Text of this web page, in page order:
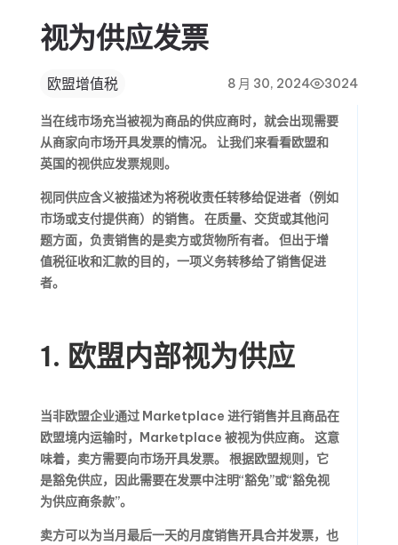
视为供应发票
欧盟增值税 8 月 30, 2024 3024
当在线市场充当被视为商品的供应商时，就会出现需要
从商家向市场开具发票的情况。 让我们来看看欧盟和
英国的视供应发票规则。
视同供应含义被描述为将税收责任转移给促进者（例如
市场或支付提供商）的销售。 在质量、交货或其他问
题方面，负责销售的是卖方或货物所有者。 但出于增
值税征收和汇款的目的，一项义务转移给了销售促进
者。
1. 欧盟内部视为供应
当非欧盟企业通过 Marketplace 进行销售并且商品在
欧盟境内运输时，Marketplace 被视为供应商。 这意
味着，卖方需要向市场开具发票。 根据欧盟规则，它
是豁免供应，因此需要在发票中注明“豁免”或“豁免视
为供应商条款”。
卖方可以为当月最后一天的月度销售开具合并发票，也